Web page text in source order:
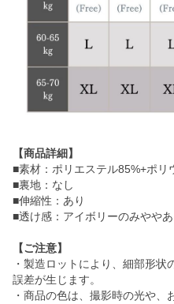
【商品詳細】
■素材：ポリエステル85%+ポリ
■裏地：なし
■伸縮性：あり
■透け感：アイボリーのみややあ
【ご注意】
・製造ロットにより、細部形
誤差が生じます。
・商品の色は、撮影時の光や